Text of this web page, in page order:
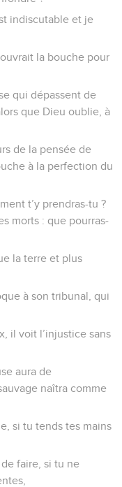
indiscutable et je
la bouche pour
qui dépassent de
que Dieu oublie, à
de la pensée de
à la perfection du
t’y prendras-tu ?
morts : que pourras-
la terre et plus
à son tribunal, qui
il voit l’injustice sans
aura de
naîtra comme
si tu tends tes mains
faire, si tu ne